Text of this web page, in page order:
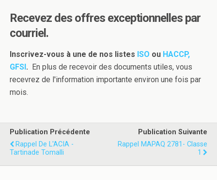
Recevez des offres exceptionnelles par
courriel.
Inscrivez-vous à une de nos listes ISO ou HACCP,
GFSI. En plus de recevoir des documents utiles, vous
recevrez de l'information importante environ une fois par
mois.
Publication Précédente
Rappel De L'ACIA -
Tartinade Tomalli
Publication Suivante
Rappel MAPAQ 2781- Classe
1